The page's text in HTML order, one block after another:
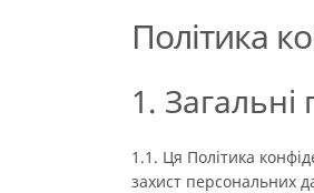
Політика
1.
1.1. Ця Політика
захист персональних